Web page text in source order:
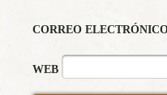
CORREO
WEB